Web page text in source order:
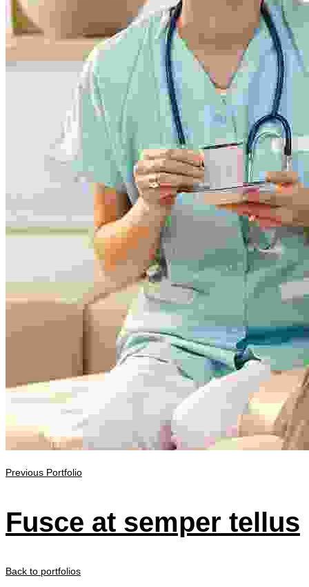
Previous Portfolio
Fusce at semper tellus
Back to portfolios